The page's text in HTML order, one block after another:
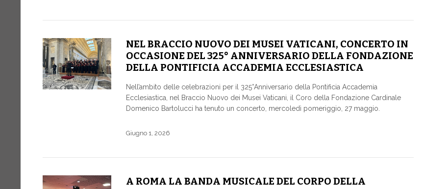
NEL BRACCIO NUOVO DEI MUSEI VATICANI, CONCERTO IN
OCCASIONE DEL 325° ANNIVERSARIO DELLA FONDAZIONE
DELLA PONTIFICIA ACCADEMIA ECCLESIASTICA
Nell’ambito delle celebrazioni per il 325°Anniversario della Pontificia Accademia
Ecclesiastica, nel Braccio Nuovo dei Musei Vaticani, il Coro della Fondazione Cardinale
Domenico Bartolucci ha tenuto un concerto, mercoledì pomeriggio, 27 maggio.
Giugno 1, 2026
A ROMA LA BANDA MUSICALE DEL CORPO DELLA